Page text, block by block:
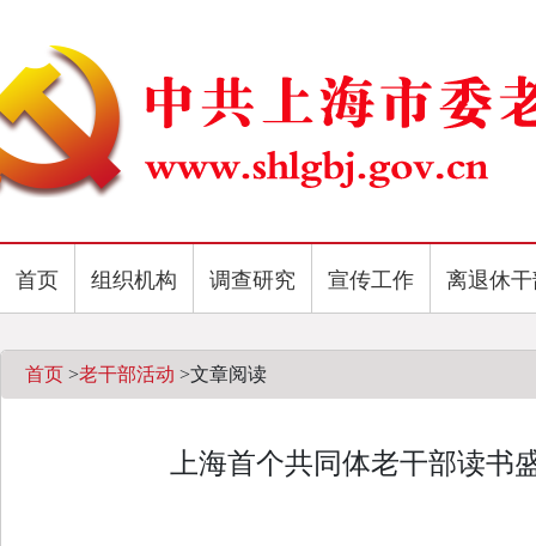
首页 组织机构 调查研究 宣传工作 离退休
首页 >老干部活动 >文章阅读
上海首个共同体老干部读